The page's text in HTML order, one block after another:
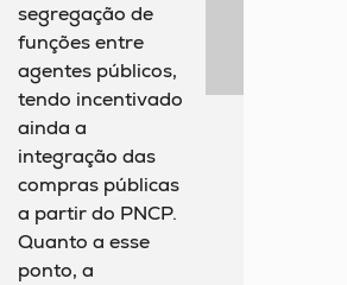
segregação de
funções entre
agentes públicos,
tendo incentivado
ainda a
integração das
compras públicas
a partir do PNCP.
Quanto a esse
ponto, a